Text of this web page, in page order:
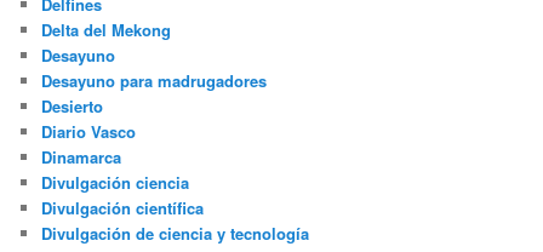
Delta del Mekong
Desayuno
Desayuno para madrugadores
Desierto
Diario Vasco
Dinamarca
Divulgación ciencia
Divulgación científica
Divulgación de ciencia y tecnología